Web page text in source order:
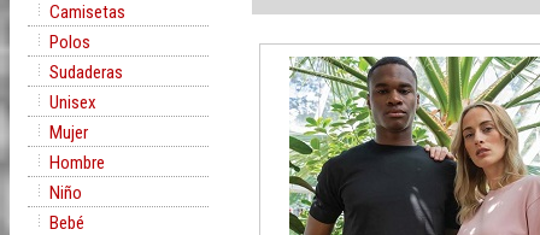
Camisetas
Polos
Sudaderas
Unisex
Mujer
Hombre
Niño
Bebé